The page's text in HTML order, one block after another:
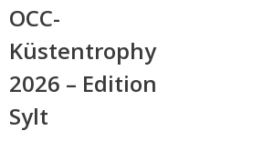
OCC-
Küstentrophy
2026 – Edition
Sylt